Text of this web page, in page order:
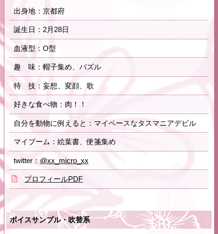
出身地：京都府
誕生日：2月28日
血液型：O型
趣 味：帽子集め、パズル
特 技：妄想、変顔、歌
好きな食べ物：肉！！
自分を動物に例えると：マイペースなタスマニアデビル
マイブーム：絵葉書、便箋集め
twitter： @xx_micro_xx
プロフィールPDF
ボイスサンプル・吹替系